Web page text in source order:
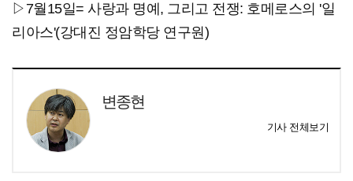
▷7월15일= 사랑과 명예, 그리고 전쟁: 호메로스의 '일
리아스'(강대진 정암학당 연구원)
변종현
기사 전체보기